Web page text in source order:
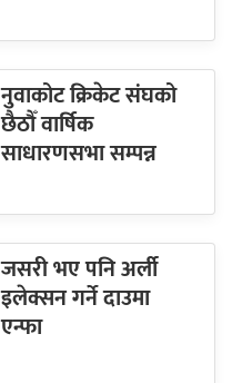
नुवाकोट क्रिकेट संघको
छैठौँ वार्षिक
साधारणसभा सम्पन्न
जसरी भए पनि अर्ली
इलेक्सन गर्ने दाउमा
एन्फा